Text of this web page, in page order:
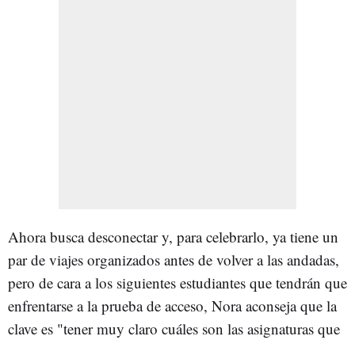
Ahora busca desconectar y, para celebrarlo, ya tiene un
par de viajes organizados antes de volver a las andadas,
pero de cara a los siguientes estudiantes que tendrán que
enfrentarse a la prueba de acceso, Nora aconseja que la
clave es "tener muy claro cuáles son las asignaturas que